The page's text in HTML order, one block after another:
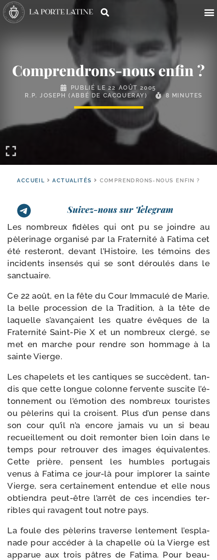
Comprendrons-​nous enfin ?
PUBLIÉ LE 22 AOÛT 2005
R.P. JOSEPH (ABBÉ DE CACQUERAY)
8 MINUTES
ACCUEIL ACTUALITÉS COMPRENDRONS-NOUS ENFIN ?
Suivez-nous sur Telegram
Les nom­breux fidèles qui ont pu se joindre au
pèle­ri­nage orga­ni­sé par la Fraternité à Fatima cet
été res­te­ront, devant l’Histoire, les témoins des
inci­dents insen­sés qui se sont dérou­lés dans le
sanctuaire.
Ce 22 août, en la fête du Cour Immaculé de Marie,
la belle pro­ces­sion de la Tradition, à la tête de
laquelle s’a­van­çaient les quatre évêques de la
Fraternité Saint-​Pie X et un nom­breux cler­gé, se
met en marche pour rendre son hom­mage à la
sainte Vierge.
Les cha­pe­lets et les can­tiques se suc­cèdent, tan­
dis que cette longue colonne fer­vente sus­cite l’é­
ton­ne­ment ou l’é­mo­tion des nom­breux tou­ristes
ou pèle­rins qui la croisent. Plus d’un pense dans
son cour qu’il n’a encore jamais vu un si beau
recueille­ment ou doit remon­ter bien loin dans le
temps pour retrou­ver des images équi­va­lentes.
Cette prière, pensent les humbles por­tu­gais
venus à Fatima ce jour-​là pour implo­rer la sainte
Vierge, sera cer­tai­ne­ment enten­due et elle nous
obtien­dra peut-​être l’ar­rêt de ces incen­dies ter­
ribles qui ravagent tout notre pays.
La foule des pèle­rins tra­verse len­te­ment l’es­pla­
nade pour accé­der à la cha­pelle où la Vierge est
appa­rue aux trois pâtres de Fatima. Pour beau­